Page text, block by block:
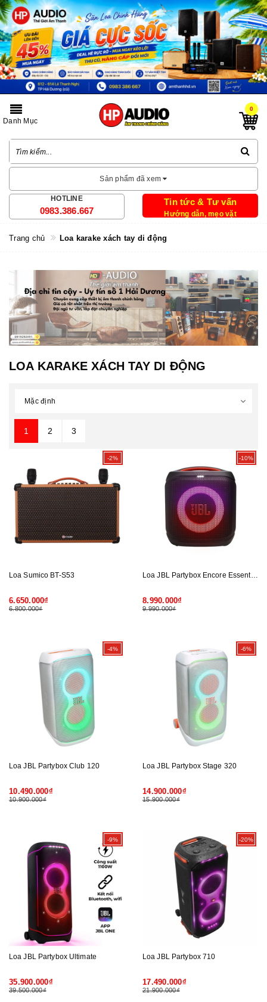
0
Danh Mục
Sản phẩm đã xem
HOTLINE
0983.386.667
Tin tức & Tư vấn
Hướng dẫn, mẹo vặt
Trang chủ Loa karake xách tay di động
LOA KARAKE XÁCH TAY DI ĐỘNG
1 2 3
-2%
Loa Sumico BT-S53
6.650.000₫
6.800.000₫
-10%
Loa JBL Partybox Encore Essential 2
8.990.000₫
9.990.000₫
-4%
Loa JBL Partybox Club 120
10.490.000₫
10.900.000₫
-6%
Loa JBL Partybox Stage 320
14.900.000₫
15.900.000₫
-9%
Loa JBL Partybox Ultimate
35.900.000₫
39.500.000₫
-20%
Loa JBL Partybox 710
17.490.000₫
21.900.000₫